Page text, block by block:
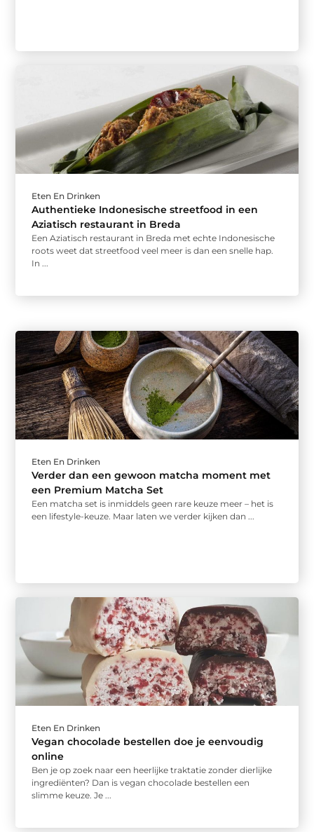
Eten En Drinken
Authentieke Indonesische streetfood in een
Aziatisch restaurant in Breda
Een Aziatisch restaurant in Breda met echte Indonesische
roots weet dat streetfood veel meer is dan een snelle hap.
In ...
Eten En Drinken
Verder dan een gewoon matcha moment met
een Premium Matcha Set
Een matcha set is inmiddels geen rare keuze meer – het is
een lifestyle-keuze. Maar laten we verder kijken dan ...
Eten En Drinken
Vegan chocolade bestellen doe je eenvoudig
online
Ben je op zoek naar een heerlijke traktatie zonder dierlijke
ingrediënten? Dan is vegan chocolade bestellen een
slimme keuze. Je ...